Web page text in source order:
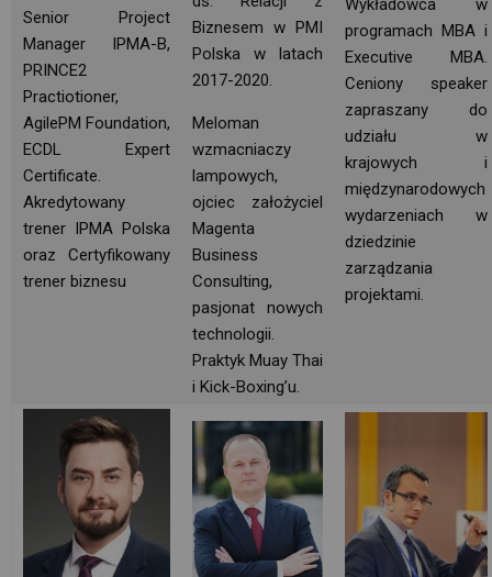
Senior Project
Manager IPMA-B,
PRINCE2
Practiotioner,
AgilePM Foundation,
ECDL Expert
Certificate.
Akredytowany
trener IPMA Polska
oraz Certyfikowany
trener biznesu
Biznesem w PMI
Polska w latach
2017-2020.
Meloman
wzmacniaczy
lampowych,
ojciec założyciel
Magenta
Business
Consulting,
pasjonat nowych
technologii.
Praktyk Muay Thai
i Kick-Boxing’u.
Wykładowca w
programach MBA i
Executive MBA.
Ceniony speaker
zapraszany do
udziału w
krajowych i
międzynarodowych
wydarzeniach w
dziedzinie
zarządzania
projektami.